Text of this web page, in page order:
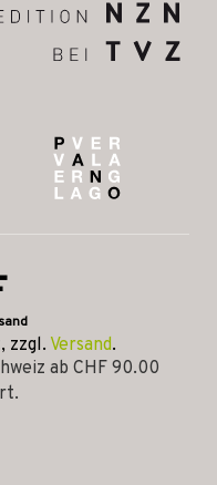
zzgl. Versand.
ab CHF 90.00